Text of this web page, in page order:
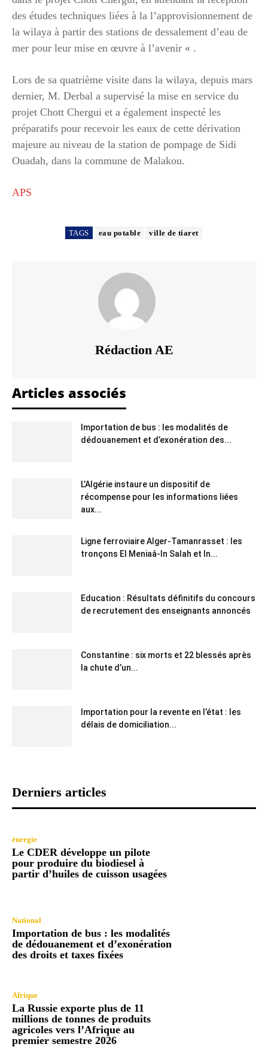
des études techniques liées à la l’approvisionnement de
la wilaya à partir des stations de dessalement d’eau de
mer pour leur mise en œuvre à l’avenir « .
Lors de sa quatrième visite dans la wilaya, depuis mars
dernier, M. Derbal a supervisé la mise en service du
projet Chott Chergui et a également inspecté les
préparatifs pour recevoir les eaux de cette dérivation
majeure au niveau de la station de pompage de Sidi
Ouadah, dans la commune de Malakou.
APS
TAGS eau potable ville de tiaret
Rédaction AE
Articles associés
Importation de bus : les modalités de
dédouanement et d’exonération des...
L’Algérie instaure un dispositif de
récompense pour les informations liées
aux...
Ligne ferroviaire Alger-Tamanrasset : les
tronçons El Meniaâ-In Salah et In...
Education : Résultats définitifs du concours
de recrutement des enseignants annoncés
Constantine : six morts et 22 blessés après
la chute d’un...
Importation pour la revente en l’état : les
délais de domiciliation...
Derniers articles
énergie
Le CDER développe un pilote
pour produire du biodiesel à
partir d’huiles de cuisson usagées
National
Importation de bus : les modalités
de dédouanement et d’exonération
des droits et taxes fixées
Afrique
La Russie exporte plus de 11
millions de tonnes de produits
agricoles vers l’Afrique au
premier semestre 2026